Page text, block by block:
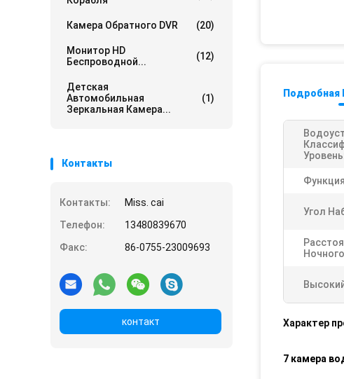
Камера Обратного DVR (20)
Монитор HD
Беспроводной...
(12)
Детская
Автомобильная
Зеркальная Камера...
(1)
Контакты
Контакты:
Miss. cai
Телефон:
13480839670
Факс:
86-0755-23009693
контакт
Угол
Характер
7 камера